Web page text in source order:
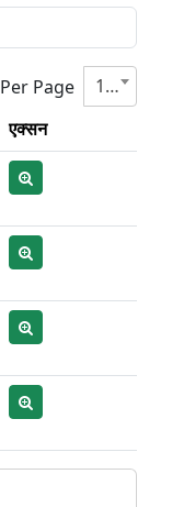
Per Page
10
एक्सन